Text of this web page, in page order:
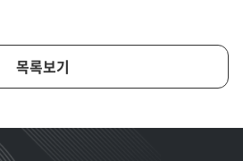
목록보기